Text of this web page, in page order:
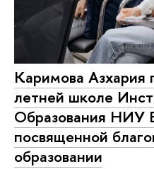
Каримова Азхария
летней школе
Образования
посвященной
образовании